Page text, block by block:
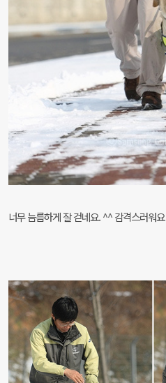
너무 늠름하게 잘 걷네요. ^^ 감격스러워요